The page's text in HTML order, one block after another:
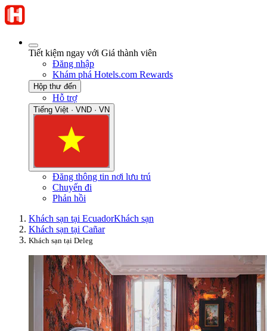
Tiết kiệm ngay với Giá thành viên
Đăng nhập
Khám phá Hotels.com Rewards
Hộp thư đến
Hỗ trợ
Tiếng Việt · VND · VN
Đăng thông tin nơi lưu trú
Chuyến đi
Phản hồi
Khách sạn tại EcuadorKhách sạn
Khách sạn tại Cañar
Khách sạn tại Deleg